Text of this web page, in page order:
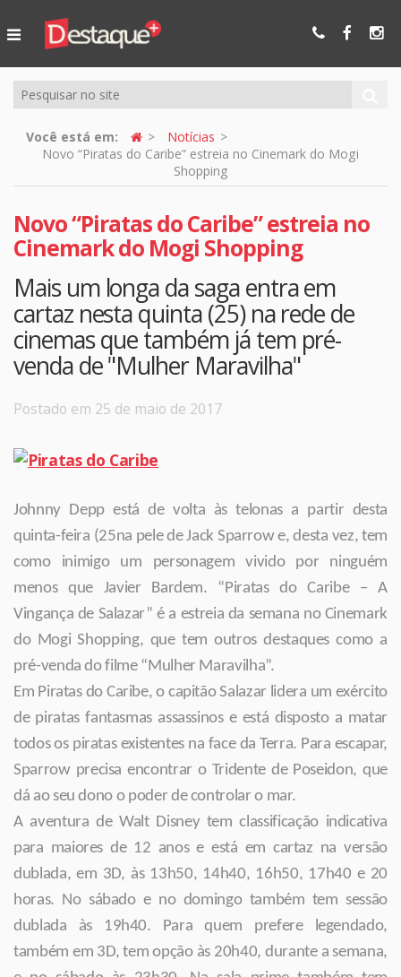
Online
Você está em:
Notícias
Novo “Piratas do Caribe” estreia no Cinemark do Mogi
Shopping
Novo “Piratas do Caribe” estreia no
Cinemark do Mogi Shopping
Mais um longa da saga entra em
cartaz nesta quinta (25) na rede de
cinemas que também já tem pré-
venda de "Mulher Maravilha"
Postado em 25 de maio de 2017
Johnny Depp está de volta às telonas a partir desta
quinta-feira (25na pele de Jack Sparrow e, desta vez, tem
como inimigo um personagem vivido por ninguém
menos que Javier Bardem. “Piratas do Caribe – A
Vingança de Salazar” é a estreia da semana no Cinemark
do Mogi Shopping, que tem outros destaques como a
pré-venda do filme “Mulher Maravilha”.
Em Piratas do Caribe, o capitão Salazar lidera um exército
de piratas fantasmas assassinos e está disposto a matar
todos os piratas existentes na face da Terra. Para escapar,
Sparrow precisa encontrar o Tridente de Poseidon, que
dá ao seu dono o poder de controlar o mar.
A aventura de Walt Disney tem classificação indicativa
para maiores de 12 anos e está em cartaz na versão
dublada, em 3D, às 13h50, 14h40, 16h50, 17h40 e 20
horas. No sábado e no domingo também tem sessão
dublada às 19h40. Para quem prefere legendado,
também em 3D, tem opção às 20h40, durante a semana,